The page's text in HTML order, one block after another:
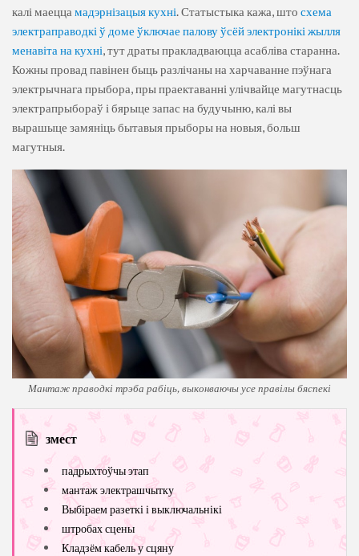
калі маецца мадэрнізацыя кухні. Статыстыка кажа, што схема
электраправодкі ў доме ўключае палову ўсёй электронікі жылля
менавіта на кухні, тут драты пракладваюцца асабліва старанна.
Кожны провад павінен быць разлічаны на харчаванне пэўнага
электрычнага прыбора, пры праектаванні улічвайце магутнасць
электрапрыбораў і бярыце запас на будучыню, калі вы
вырашыце замяніць бытавыя прыборы на новыя, больш
магутныя.
Мантаж праводкі трэба рабіць, выконваючы усе правілы бяспекі
змест
падрыхтоўчы этап
мантаж электрашчытку
Выбіраем разеткі і выключальнікі
штробах сцены
Кладзём кабель у сцяну